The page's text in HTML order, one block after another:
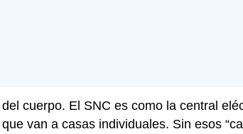
cuerpo. El SNC es como la central
van a casas individuales. Sin esos